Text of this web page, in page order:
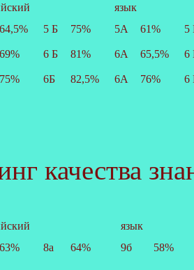
язык
64,5% 5 Б 75% 5А 61%
5
69% 6 Б 81% 6А 65,5%
6
75% 6Б 82,5% 6А 76% 6
качества
язык
63% 8а 64% 9б 58%